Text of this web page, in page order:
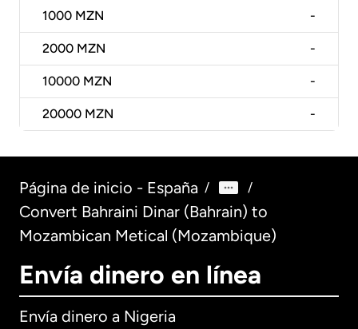
1000 MZN -
2000 MZN -
10000 MZN -
20000 MZN -
Página de inicio - España / /
Convert Bahraini Dinar (Bahrain) to
Mozambican Metical (Mozambique)
Envía dinero en línea
Envía dinero a Nigeria